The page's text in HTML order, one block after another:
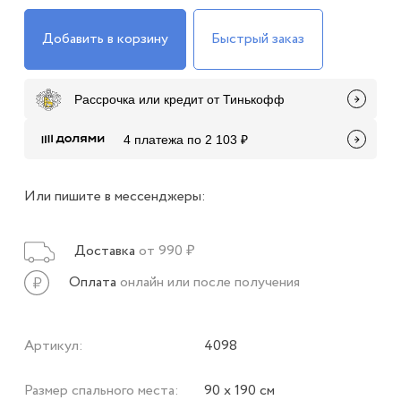
Добавить в корзину Быстрый заказ
Рассрочка или кредит от Тинькофф
4 платежа по 2 103 ₽
Или пишите в мессенджеры:
Доставка от 990 ₽
Оплата онлайн или после получения
Артикул: 4098
Размер спального места: 90 х 190 см